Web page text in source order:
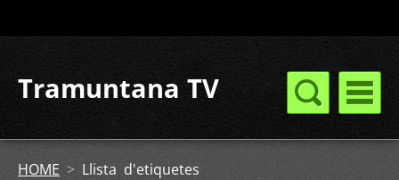
Tramuntana TV
HOME > Llista d'etiquetes